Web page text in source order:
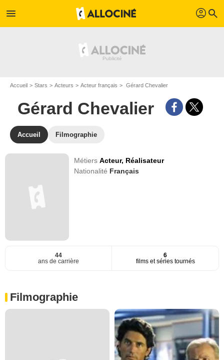
menu profil search
Accueil Stars Acteurs Acteur français Gérard Chevalier
Gérard Chevalier
Accueil Filmographie
MétiersActeur, Réalisateur
Nationalité Français
44
ans de carrière
6
films et séries tournés
Filmographie